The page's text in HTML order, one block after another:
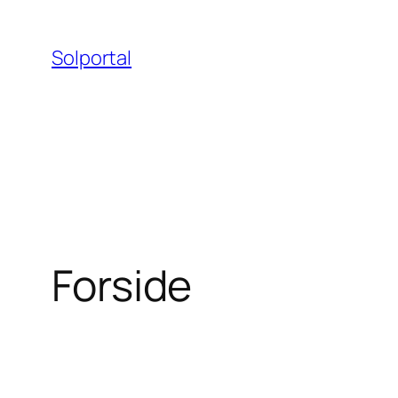
indhold
Solportal
Forside